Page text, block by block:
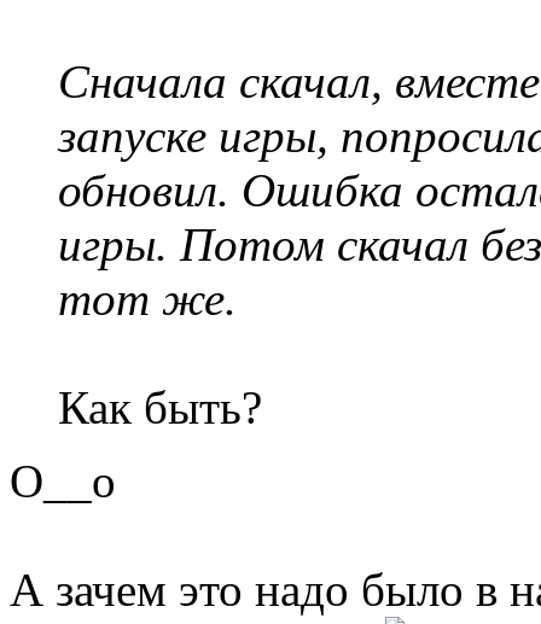
Сначала скачал,
запуске игры,
обновил. Ошибка
игры. Потом скачал
тот же.
Как быть?
O__o
А зачем это надо было в